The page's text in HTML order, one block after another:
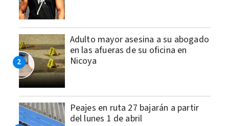
Adulto mayor asesina a su abogado
en las afueras de su oficina en
Nicoya
Peajes en ruta 27 bajarán a partir
del lunes 1 de abril